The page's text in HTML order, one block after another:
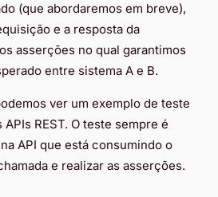
(que abordaremos em breve),
e a resposta da
asserções no qual garantimos
entre sistema A e B.
ver um exemplo de teste
REST. O teste sempre é
API que está consumindo o
e realizar as asserções.